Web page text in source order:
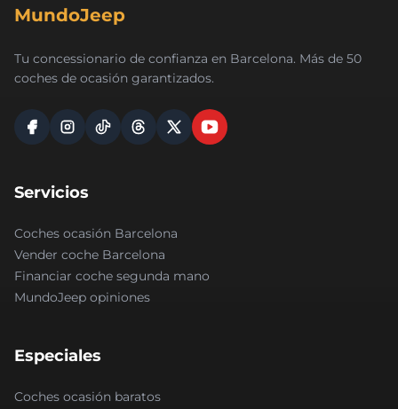
MundoJeep
Tu concessionario de confianza en Barcelona. Más de 50
coches de ocasión garantizados.
Servicios
Coches ocasión Barcelona
Vender coche Barcelona
Financiar coche segunda mano
MundoJeep opiniones
Especiales
Coches ocasión baratos